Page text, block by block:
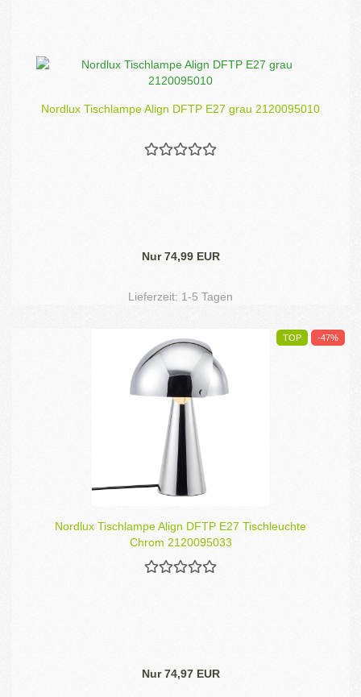
Nordlux Tischlampe Align DFTP E27 grau 2120095010
Nur 74,99 EUR
Lieferzeit: 1-5 Tagen
TOP -47%
Nordlux Tischlampe Align DFTP E27 Tischleuchte
Chrom 2120095033
Nur 74,97 EUR